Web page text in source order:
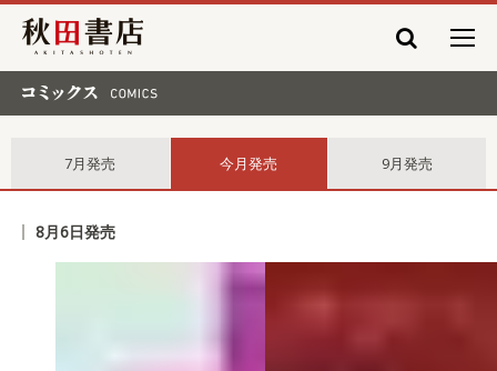
秋田書店
7月発売 今月発売 9月発売
8月6日発売